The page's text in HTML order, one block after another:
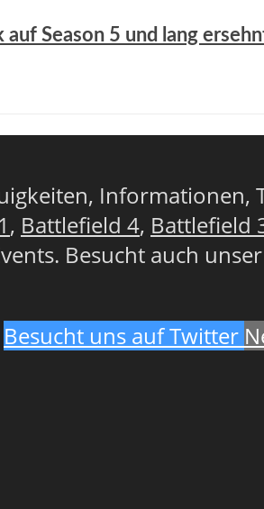
Season 5 und lang
Informationen,
, Battlefield 4, Battlefield
Besucht auch
Besucht uns auf Twitter